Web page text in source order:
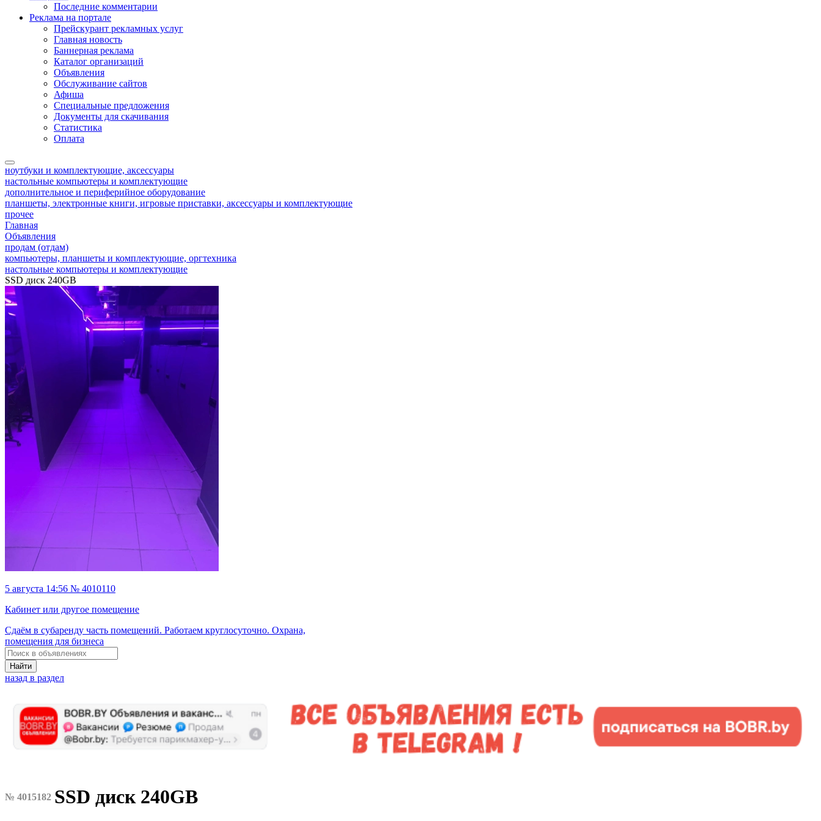
Последние комментарии
Реклама на портале
Прейскурант рекламных услуг
Главная новость
Баннерная реклама
Каталог организаций
Объявления
Обслуживание сайтов
Афиша
Специальные предложения
Документы для скачивания
Статистика
Оплата
ноутбуки и комплектующие, аксессуары
настольные компьютеры и комплектующие
дополнительное и периферийное оборудование
планшеты, электронные книги, игровые приставки, аксессуары и комплектующие
прочее
Главная
Объявления
продам (отдам)
компьютеры, планшеты и комплектующие, оргтехника
настольные компьютеры и комплектующие
SSD диск 240GB
5 августа 14:56 № 4010110
Кабинет или другое помещение
Сдаём в субаренду часть помещений. Работаем круглосуточно. Охрана,
помещения для бизнеса
Найти
назад в раздел
№ 4015182 SSD диск 240GB